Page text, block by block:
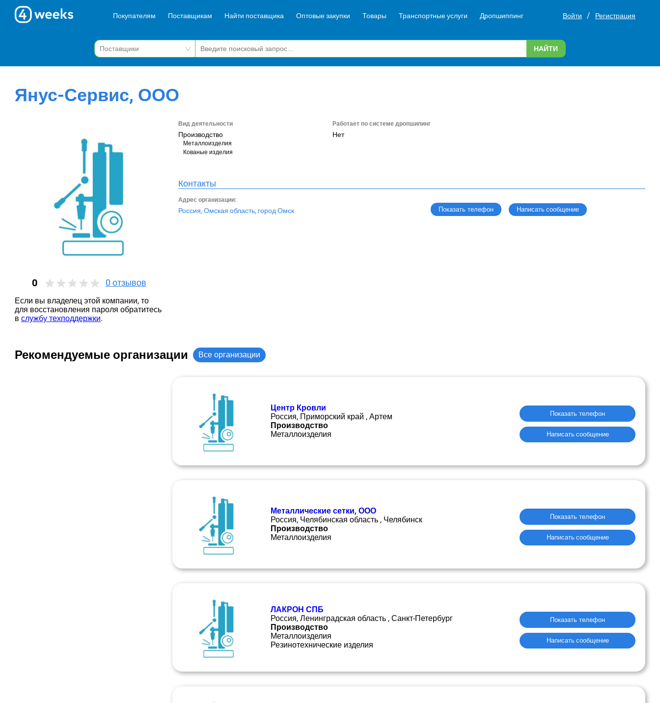
Покупателям Поставщикам Найти поставщика Оптовые закупки Товары Транспортные услуги Дропшиппинг Войти / Регистрация
НАЙТИ
Янус-Сервис, ООО
0 0 отзывов
Если вы владелец этой компании, то
для восстановления пароля обратитесь
в службу техподдержки.
Вид деятельности
Производство
Металлоизделия
Кованые изделия
Работает по системе дропшипинг
Нет
Контакты
Адрес организации:
Россия, Омская область, город Омск Показать телефон Написать сообщение
Рекомендуемые организации Все организации
Центр Кровли
Россия, Приморский край , Артем
Производство
Металлоизделия
Показать телефон
Написать сообщение
Металлические сетки, ООО
Россия, Челябинская область , Челябинск
Производство
Металлоизделия
Показать телефон
Написать сообщение
ЛАКРОН СПБ
Россия, Ленинградская область , Санкт-Петербург
Производство
Металлоизделия
Резинотехнические изделия
Показать телефон
Написать сообщение